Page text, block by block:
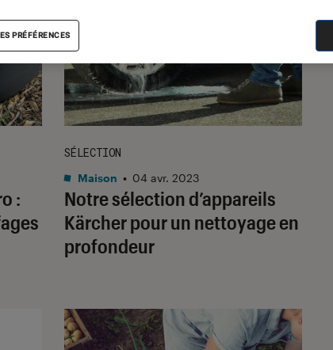
:
Notre sélection d’appareils
Kärcher pour un nettoyage en
profondeur
SÉLECTION
Maison • 04 avr. 2023
PRÉFÉRENCES